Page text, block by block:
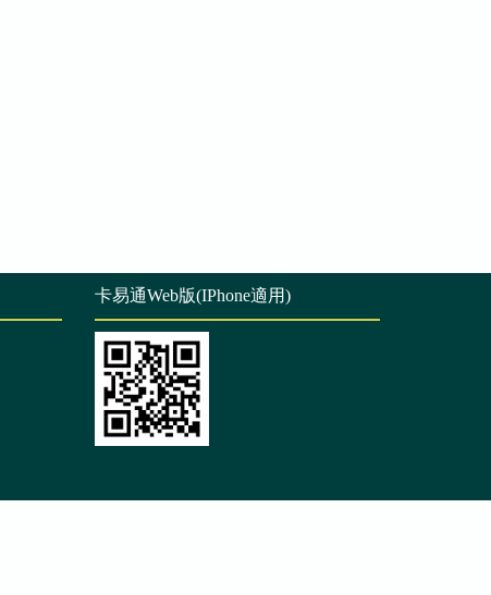
卡易通Web版(IPhone適用)